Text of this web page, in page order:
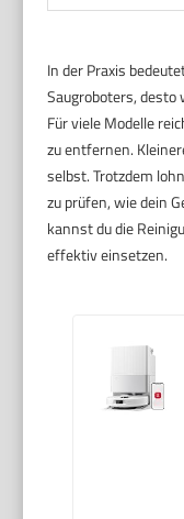
In der Praxis
Saugroboters,
Für viele Modelle
zu entfernen.
selbst. Trotzdem
zu prüfen, wie dein
kannst du die
effektiv einsetzen.